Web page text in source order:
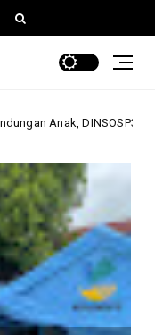
Monev PATBM di